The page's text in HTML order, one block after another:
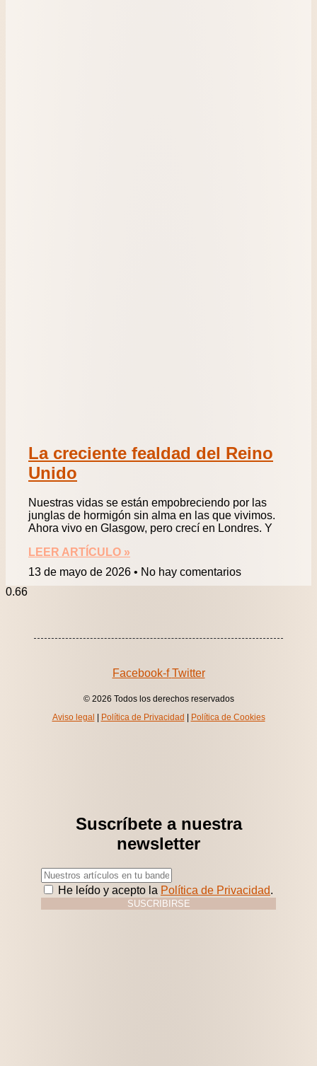
La creciente fealdad del Reino
Unido
Nuestras vidas se están empobreciendo por las
junglas de hormigón sin alma en las que vivimos.
Ahora vivo en Glasgow, pero crecí en Londres. Y
LEER ARTÍCULO »
13 de mayo de 2026
No hay comentarios
Facebook-f Twitter
© 2026 Todos los derechos reservados
Aviso legal
Política de Privacidad Política de Cookies
Suscríbete a nuestra
newsletter
He leído y acepto la Política de Privacidad.